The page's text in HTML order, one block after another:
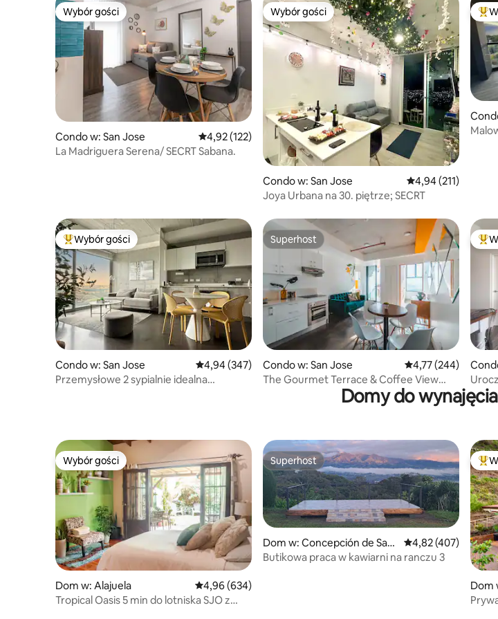
Wybór gości
Wybór gości
Condo w: San Jose Średnia ocena: 4,92 na 5, liczba recenzji: 122
4,92 (122)
La Madriguera Serena/ SECRT Sabana.
Wybór gości
Wybór gości
Condo w: San Jose Średnia ocena:
4,94 (211)
Joya Urbana na 30. piętrze; SECRT
Najpopularniejsze z kategorii Wybór gości
Wybór gości
Condo w: San Jose Średnia ocena: 4,94 na 5, liczba recenzji: 347
4,94 (347)
Przemysłowe 2 sypialnie idealna
Superhost
Superhost
Condo w: San Jose Średnia ocena:
4,77 (244)
The Gourmet Terrace & Coffee View
Domy do
Wybór gości
Wybór gości
Dom w: Alajuela Średnia ocena: 4,96 na 5, liczba recenzji: 634
4,96 (634)
Tropical Oasis 5 min do lotniska SJO z
Superhost
Superhost
Dom w: Concepción de San I
sidro
Średnia ocena:
4,82 (407)
Butikowa praca w kawiarni na ranczu 3
Dom